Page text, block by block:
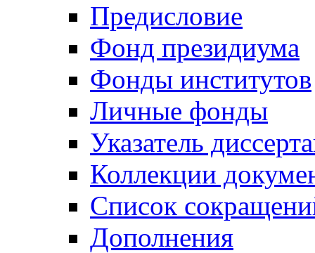
Предисловие
Фонд президиума
Фонды институтов
Личные фонды
Указатель
Коллекции
Список
Дополнения